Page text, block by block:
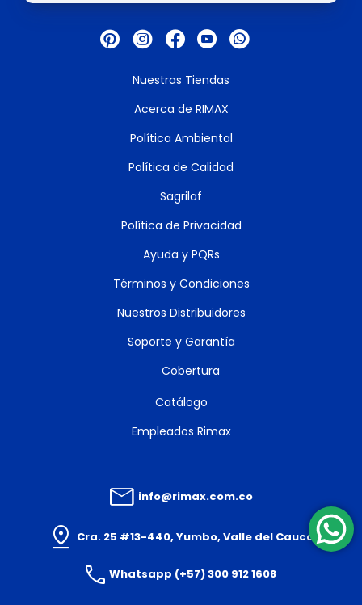
Nuestras Tiendas
Acerca de RIMAX
Política Ambiental
Política de Calidad
Sagrilaf
Política de Privacidad
Ayuda y PQRs
Términos y Condiciones
Nuestros Distribuidores
Soporte y Garantía
Cobertura
Catálogo
Empleados Rimax
info@rimax.com.co
Cra. 25 #13-440, Yumbo, Valle del Cauca
Whatsapp (+57) 300 912 1608